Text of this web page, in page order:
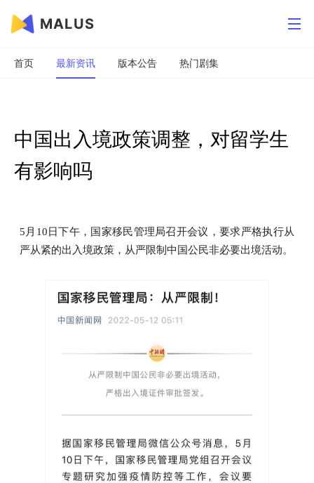
MALUS
首页 最新资讯 版本公告 热门剧集
中国出入境政策调整，对留学生
有影响吗
5月10日下午，国家移民管理局召开会议，要求严格执行从
严从紧的出入境政策，从严限制中国公民非必要出境活动。